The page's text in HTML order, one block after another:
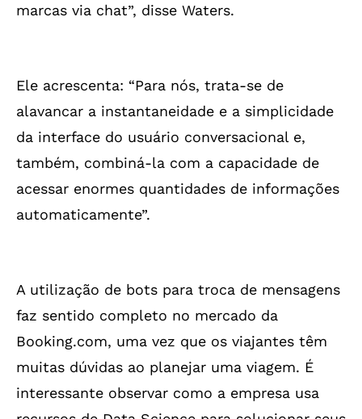
marcas via chat”, disse Waters.
Ele acrescenta: “Para nós, trata-se de
alavancar a instantaneidade e a simplicidade
da interface do usuário conversacional e,
também, combiná-la com a capacidade de
acessar enormes quantidades de informações
automaticamente”.
A utilização de bots para troca de mensagens
faz sentido completo no mercado da
Booking.com, uma vez que os viajantes têm
muitas dúvidas ao planejar uma viagem. É
interessante observar como a empresa usa